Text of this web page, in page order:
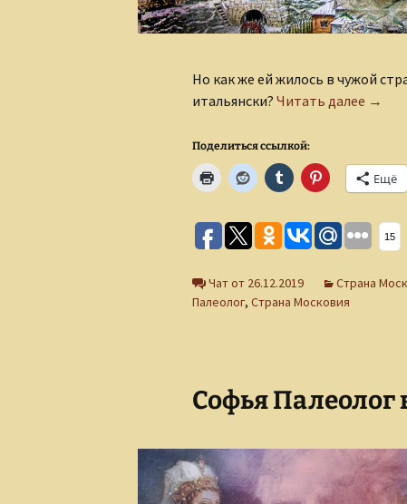
Но как же ей жилось в чужой
итальянски? Читать далее →
Поделиться ссылкой:
Ещё
15
Чат от 26.12.2019 Страна
Палеолог, Страна Московия
Софья Палеолог